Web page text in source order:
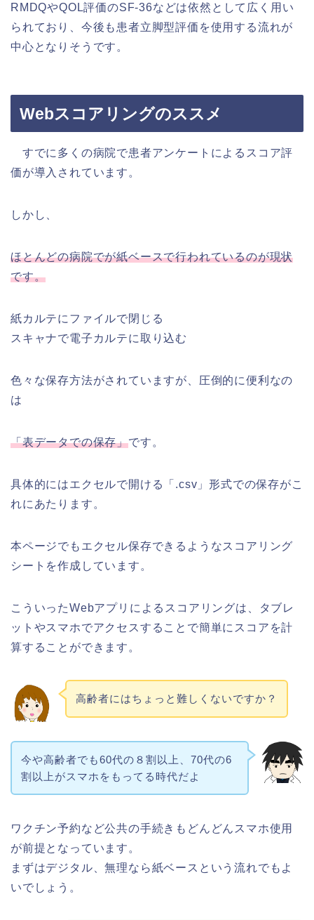
RMDQやQOL評価のSF-36などは依然として広く用い
られており、今後も患者立脚型評価を使用する流れが
中心となりそうです。
Webスコアリングのススメ
すでに多くの病院で患者アンケートによるスコア評
価が導入されています。
しかし、
ほとんどの病院でが紙ベースで行われているのが現状
です。
紙カルテにファイルで閉じる
スキャナで電子カルテに取り込む
色々な保存方法がされていますが、圧倒的に便利なの
は
「表データでの保存」です。
具体的にはエクセルで開ける「.csv」形式での保存がこ
れにあたります。
本ページでもエクセル保存できるようなスコアリング
シートを作成しています。
こういったWebアプリによるスコアリングは、タブレ
ットやスマホでアクセスすることで簡単にスコアを計
算することができます。
高齢者にはちょっと難しくないですか？
今や高齢者でも60代の８割以上、70代の6
割以上がスマホをもってる時代だよ
ワクチン予約など公共の手続きもどんどんスマホ使用
が前提となっています。
まずはデジタル、無理なら紙ベースという流れでもよ
いでしょう。